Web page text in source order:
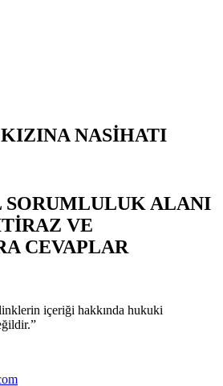
NASİHATI
SORUMLULUK ALANI
VE
CEVAPLAR
içeriği hakkında hukuki